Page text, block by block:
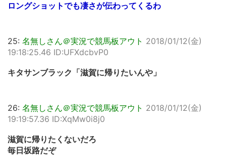
ロングショットでも凄さが伝わってくるわ
25: 名無しさん＠実況で競馬板アウト 2018/01/12(金)
19:18:25.46 ID:UFXdcbvP0
キタサンブラック「滋賀に帰りたいんや」
26: 名無しさん＠実況で競馬板アウト 2018/01/12(金)
19:19:57.36 ID:XqMw0i8j0
滋賀に帰りたくないだろ
毎日坂路だぞ